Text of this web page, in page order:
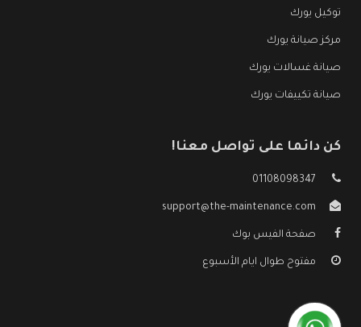
توكيل يورك
مركز صيانة يورك
صيانة غسالات يورك
صيانة تكييفات يورك
كن دائما على تواصل معنا!
01108098347
support@the-maintenance.com
صفحة الفيس بوك
مفتوح طوال ايام الأسبوع